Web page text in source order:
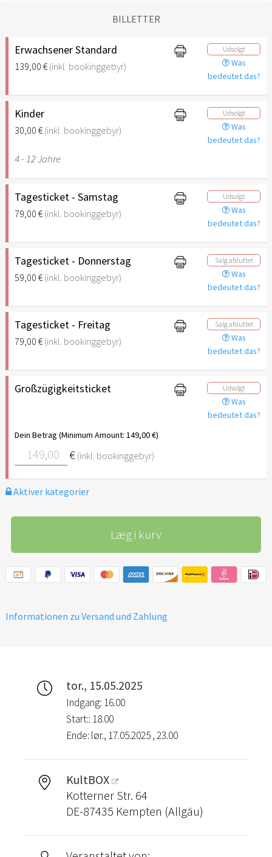
BILLETTER
Erwachsener Standard
139,00 €(inkl. bookinggebyr)
Udsolgt
Was
bedeutet das?
Kinder
30,00 €(inkl. bookinggebyr)
Udsolgt
Was
bedeutet das?
4 - 12 Jahre
Tagesticket - Samstag
79,00 €(inkl. bookinggebyr)
Udsolgt
Was
bedeutet das?
Tagesticket - Donnerstag
59,00 €(inkl. bookinggebyr)
Salg afsluttet
Was
bedeutet das?
Tagesticket - Freitag
79,00 €(inkl. bookinggebyr)
Salg afsluttet
Was
bedeutet das?
Großzügigkeitsticket
Dein Betrag (Minimum Amount: 149,00 €)
€ (inkl. bookinggebyr)
Udsolgt
Was
bedeutet das?
Aktiver kategorier
Læg i kurv
Informationen zu Versand und Zahlung
tor., 15.05.2025
Indgang: 16.00
Start:: 18.00
Ende: lør., 17.05.2025 , 23.00
KultBOX
Kotterner Str. 64
DE-87435 Kempten (Allgäu)